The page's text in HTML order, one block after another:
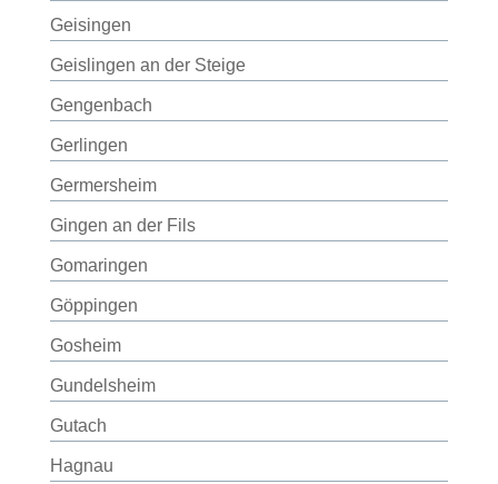
Geisingen
Geislingen an der Steige
Gengenbach
Gerlingen
Germersheim
Gingen an der Fils
Gomaringen
Göppingen
Gosheim
Gundelsheim
Gutach
Hagnau